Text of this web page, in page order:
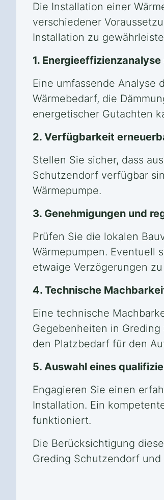
Die Installation einer
verschiedener
Installation zu
1.
Eine umfassende Analyse
Wärmebedarf, die
energetischer Gutachten
2. Verfügbarkeit
Stellen Sie sicher, dass
Schutzendorf verfügbar
Wärmepumpe.
3. Genehmigungen und
Prüfen Sie die lokalen
Wärmepumpen. Eventuell
etwaige Verzögerungen
4. Technische
Eine technische
Gegebenheiten in
den Platzbedarf für den
5. Auswahl eines
Engagieren Sie einen
Installation. Ein
funktioniert.
Die Berücksichtigung
Greding Schutzendorf